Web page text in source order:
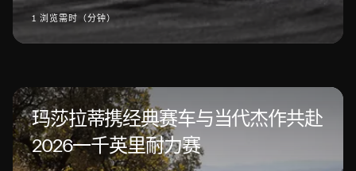
1 浏览需时（分钟）
玛莎拉蒂携经典赛车与当代杰作共赴
2026一千英里耐力赛